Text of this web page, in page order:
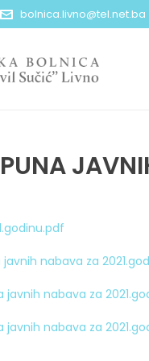
bolnica.livno@tel.net.ba
javnih nabava za
javnih nabava za
javnih nabava za